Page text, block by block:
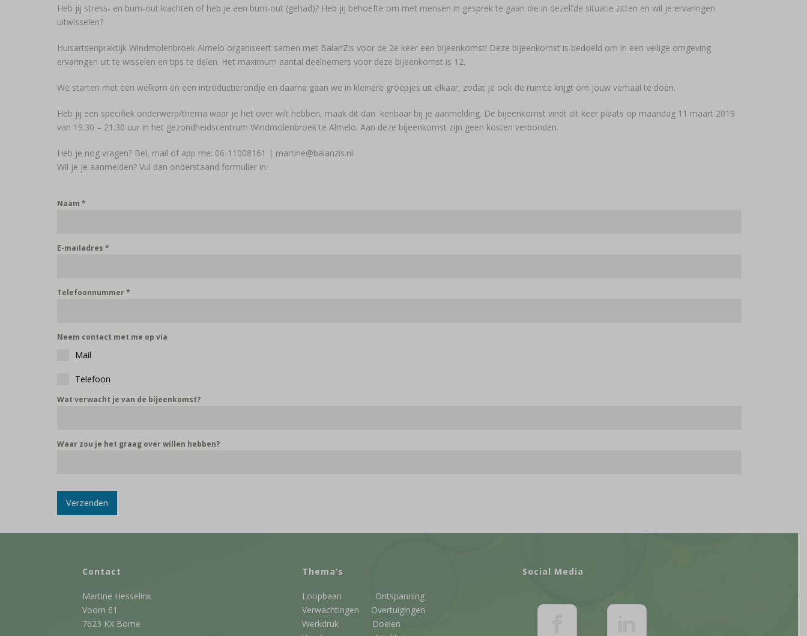
Heb jij stress- en burn-out klachten of heb je een burn-out (gehad)? Heb jij behoefte om met mensen in gesprek te gaan die in dezelfde situatie zitten en wil je ervaringen
uitwisselen?
Huisartsenpraktijk Windmolenbroek Almelo organiseert samen met BalanZis voor de 2e keer een bijeenkomst! Deze bijeenkomst is bedoeld om in een veilige omgeving
ervaringen uit te wisselen en tips te delen. Het maximum aantal deelnemers voor deze bijeenkomst is 12.
We starten met een welkom en een introductierondje en daarna gaan we in kleinere groepjes uit elkaar, zodat je ook de ruimte krijgt om jouw verhaal te doen.
Heb jij een specifiek onderwerp/thema waar je het over wilt hebben, maak dit dan kenbaar bij je aanmelding. De bijeenkomst vindt dit keer plaats op maandag 11 maart 2019
van 19.30 – 21.30 uur in het gezondheidscentrum Windmolenbroek te Almelo. Aan deze bijeenkomst zijn geen kosten verbonden.
Heb je nog vragen? Bel, mail of app me: 06-11008161 | martine@balanzis.nl
Wil je je aanmelden? Vul dan onderstaand formulier in.
Naam *
E-mailadres *
Telefoonnummer*
Neem contact met me op via
Mail
Telefoon
Wat verwacht je van de bijeenkomst?
Waar zou je het graag over willen hebben?
Verzenden
Contact
Martine Hesselink
Voorn 61
7623 KX Borne
Thema’s
Loopbaan
Ontspanning
Verwachtingen
Overtuigingen
Werkdruk
Doelen
Social Media